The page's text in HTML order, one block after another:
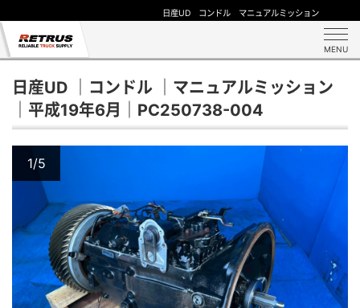
日産UD コンドル マニュアルミッション
MENU
日産UD ｜コンドル ｜マニュアルミッション
｜平成19年6月｜PC250738-004
1/5